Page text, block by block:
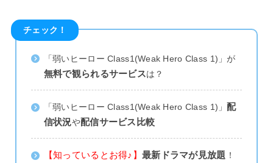
チェック！
「弱いヒーロー Class1(Weak Hero Class 1)」が
無料で観られるサービスは？
「弱いヒーロー Class1(Weak Hero Class 1)」 配
信状況や配信サービス比較
【知っているとお得♪】 最新ドラマが見放題 ！